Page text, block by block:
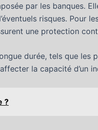
par les banques.
risques. Pour
une protection
durée, tels que les
la capacité d’un
?